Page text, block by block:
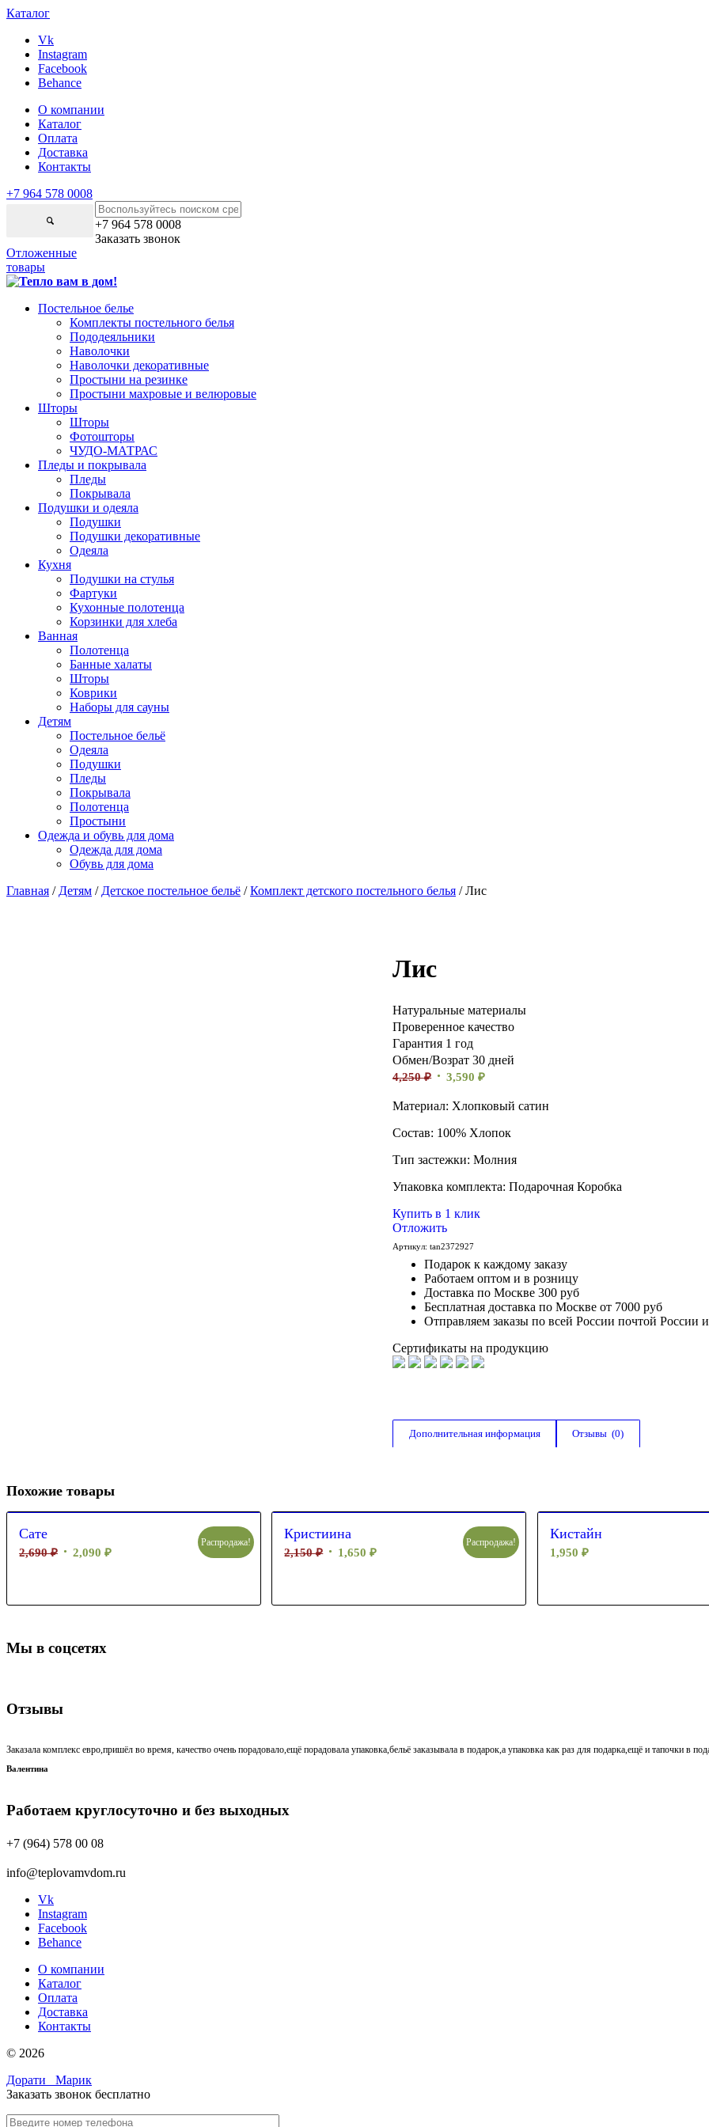
Каталог
Vk
Instagram
Facebook
Behance
О компании
Каталог
Оплата
Доставка
Контакты
+7 964 578 0008
+7 964 578 0008
Заказать звонок
Отложенные
товары
Постельное белье
Комплекты постельного белья
Пододеяльники
Наволочки
Наволочки декоративные
Простыни на резинке
Простыни махровые и велюровые
Шторы
Шторы
Фотошторы
ЧУДО-МАТРАС
Пледы и покрывала
Пледы
Покрывала
Подушки и одеяла
Подушки
Подушки декоративные
Одеяла
Кухня
Подушки на стулья
Фартуки
Кухонные полотенца
Корзинки для хлеба
Ванная
Полотенца
Банные халаты
Шторы
Коврики
Наборы для сауны
Детям
Постельное бельё
Одеяла
Подушки
Пледы
Покрывала
Полотенца
Простыни
Одежда и обувь для дома
Одежда для дома
Обувь для дома
Главная / Детям / Детское постельное бельё /Комплект детского постельного белья / Лис
Лис
Натуральные материалы
Проверенное качество
Гарантия 1 год
Обмен/Возрат 30 дней
4,250₽ 3,590₽
Материал: Хлопковый сатин
Состав: 100% Хлопок
Тип застежки: Молния
Упаковка комплекта: Подарочная Коробка
Купить в 1 клик
Отложить
Артикул:tan2372927
Подарок к каждому заказу
Работаем оптом и в розницу
Доставка по Москве 300 руб
Бесплатная доставка по Москве от 7000 руб
Отправляем заказы по всей России почтой
Сертификаты на продукцию
Дополнительная информация Отзывы  (0)
Похожие товары
Сате
2,690₽ 2,090 ₽
Распродажа!
Кристиина
2,150₽ 1,650₽
Распродажа!
Кистайн
1,950 ₽
Мы в соцсетях
Отзывы
Заказала комплекс евро,пришёл во время, качество очень порадовало,ещё порадовала упаковка,бельё заказывала в подарок,а упаковка как раз для подарка,ещё и тапочки в
Валентина
Работаем круглосуточно и без выходных
+7 (964) 578 00 08
info@teplovamvdom.ru
Vk
Instagram
Facebook
Behance
О компании
Каталог
Оплата
Доставка
Контакты
© 2026
Дорати
Марик
Заказать звонок бесплатно